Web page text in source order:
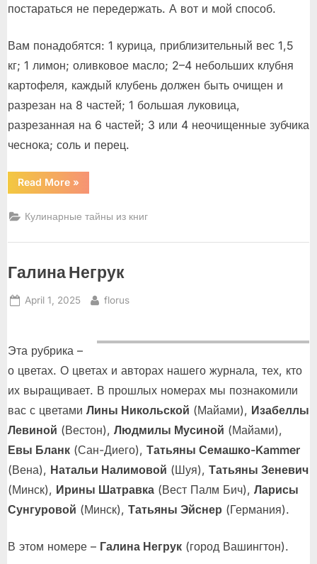
постараться не передержать. А вот и мой способ.
Вам понадобятся: 1 курица, приблизительный вес 1,5
кг; 1 лимон; оливковое масло; 2–4 небольших клубня
картофеля, каждый клубень должен быть очищен и
разрезан на 8 частей; 1 большая луковица,
разрезанная на 6 частей; 3 или 4 неочищенные зубчика
чеснока; соль и перец.
Read More“Жареная
курица
картофелем,
луком
чесноком”
»
Кулинарные тайны из книг
Галина Негрук
Posted
April 1, 2025 By
florus
Эта рубрика –
о цветах. О цветах и авторах нашего журнала, тех, кто
их выращивает. В прошлых номерах мы познакомили
вас с цветами Лины Никольской (Майами), Изабеллы
Левиной (Вестон), Людмилы Мусиной (Майами),
Евы Бланк (Сан-Диего), Татьяны Семашко-Kammer
(Вена), Натальи Налимовой (Шуя), Татьяны Зеневич
(Минск), Ирины Шатравка (Вест Палм Бич), Ларисы
Сунгуровой (Минск), Татьяны Эйснер (Германия).
В этом номере – Галина Негрук (город Вашингтон).